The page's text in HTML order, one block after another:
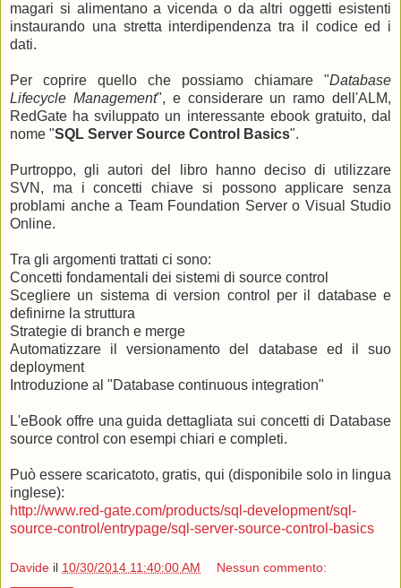
magari si alimentano a vicenda o da altri oggetti esistenti
instaurando una stretta interdipendenza tra il codice ed i
dati.
Per coprire quello che possiamo chiamare "Database
Lifecycle Management", e considerare un ramo dell'ALM,
RedGate ha sviluppato un interessante ebook gratuito, dal
nome "SQL Server Source Control Basics".
Purtroppo, gli autori del libro hanno deciso di utilizzare
SVN, ma i concetti chiave si possono applicare senza
problami anche a Team Foundation Server o Visual Studio
Online.
Tra gli argomenti trattati ci sono:
Concetti fondamentali dei sistemi di source control
Scegliere un sistema di version control per il database e
definirne la struttura
Strategie di branch e merge
Automatizzare il versionamento del database ed il suo
deployment
Introduzione al "Database continuous integration"
L'eBook offre una guida dettagliata sui concetti di Database
source control con esempi chiari e completi.
Può essere scaricatoto, gratis, qui (disponibile solo in lingua
inglese):
http://www.red-gate.com/products/sql-development/sql-
source-control/entrypage/sql-server-source-control-basics
Davide il 10/30/2014 11:40:00 AM Nessun commento: